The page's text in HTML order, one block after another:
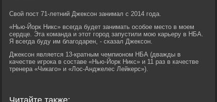
Свой пост 71-летний Джексон занимал с 2014 года.
«Нью-Йорк Никс» всегда будет занимать особое место в моем
сердце. Эта команда и этот город запустили мою карьеру в НБА.
Я всегда буду им благодарен, - сказал Джексон.
Джексон является 13-кратным чемпионом НБА (дважды в
качестве игрока в составе «Нью-Йорк Никс» и 11 раз в качестве
тренера «Чикаго» и «Лос-Анджелес Лейкерс»).